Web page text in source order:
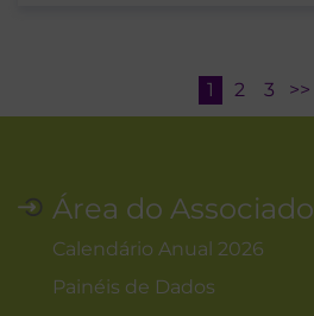
1 2 3 >>
Área do Associado
Calendário Anual 2026
Painéis de Dados